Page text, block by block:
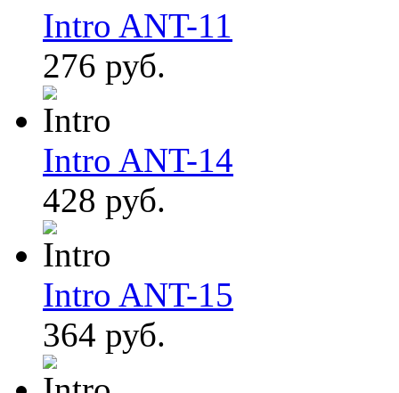
Intro ANT-11
276 руб.
Intro ANT-14
428 руб.
Intro ANT-15
364 руб.